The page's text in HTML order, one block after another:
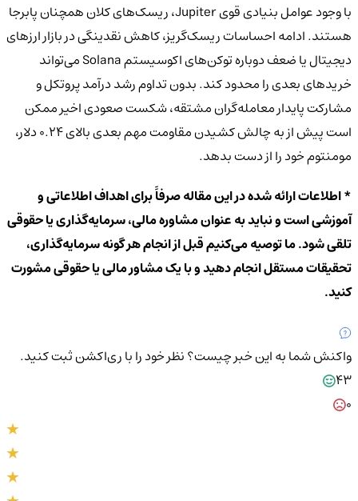
با وجود عوامل بنیادی قوی Jupiter، ریسک‌های کلان همچنان پابرجا
هستند. ادامه احساسات ریسک‌گریز، کاهش نقدینگی در بازار ارزهای
دیجیتال یا ضعف دوباره توکن‌های اکوسیستم Solana می‌تواند
خریدهای بعدی را محدود کند. بدون تداوم رشد درآمد پروتکل و
مشارکت پایدار معامله‌گران مشتقه، شکست صعودی اخیر ممکن
است پیش از به چالش کشیدن مقاومت مهم بعدی بالای 0.24 دلار،
مومنتوم خود را از دست بدهد.
* اطلاعات ارائه شده در این مقاله صرفاً برای اهداف اطلاعاتی و
آموزشی است و نباید به عنوان مشاوره مالی، سرمایه‌گذاری یا حقوقی
تلقی شود. ما توصیه می‌کنیم قبل از انجام هر گونه سرمایه‌گذاری،
تحقیقات مستقل انجام دهید و با یک مشاور مالی یا حقوقی مشورت
کنید.
واکنش شما به این خبر چیست؟نظر خود را با ری‌اکشن ثبت کنید.
43